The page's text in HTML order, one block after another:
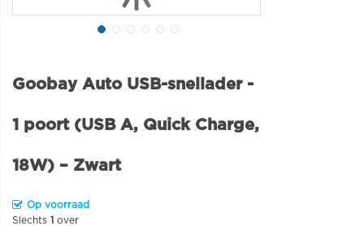
Goobay Auto USB-snellader -
1 poort (USB A, Quick Charge,
18W) – Zwart
Op voorraad
Slechts 1 over